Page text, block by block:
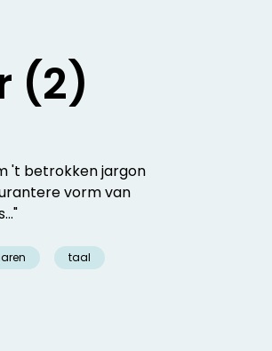
(2)
't betrokken jargon
vorm van
taal